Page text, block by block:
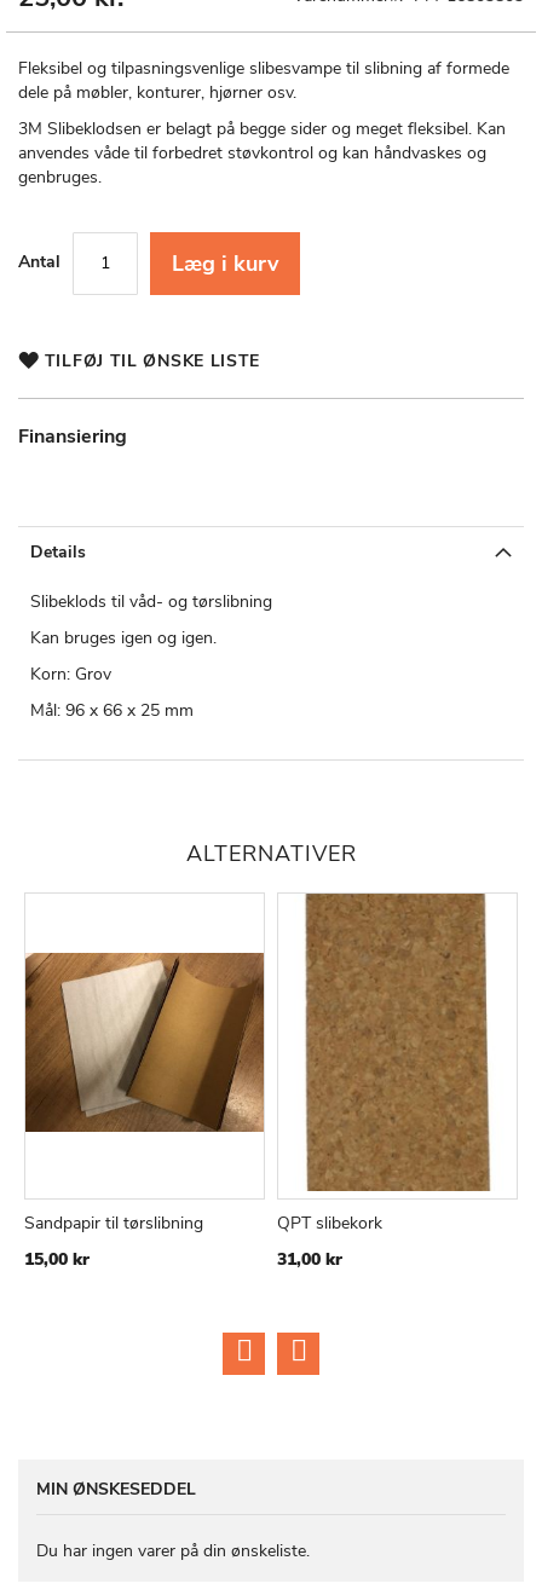
Fleksibel og tilpasningsvenlige slibesvampe til slibning af formede
dele på møbler, konturer, hjørner osv.
3M Slibeklodsen er belagt på begge sider og meget fleksibel. Kan
anvendes våde til forbedret støvkontrol og kan håndvaskes og
genbruges.
Antal Læg i kurv
TILFØJ TIL ØNSKE LISTE
Finansiering
af
billedgalleriet
Details
Slibeklods til våd- og tørslibning
Kan bruges igen og igen.
Korn: Grov
Mål: 96 x 66 x 25 mm
ALTERNATIVER
TILFØJSAMMENLIGN
Sandpapir til tørslibning
15,00 kr
QPT slibekork
31,00 kr
MIN ØNSKESEDDEL
Du har ingen varer på din ønskeliste.